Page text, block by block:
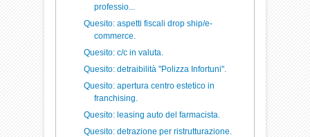
professio...
Quesito: aspetti fiscali drop ship/e-
commerce.
Quesito: c/c in valuta.
Quesito: detraibilità "Polizza Infortuni".
Quesito: apertura centro estetico in
franchising.
Quesito: leasing auto del farmacista.
Quesito: detrazione per ristrutturazione.